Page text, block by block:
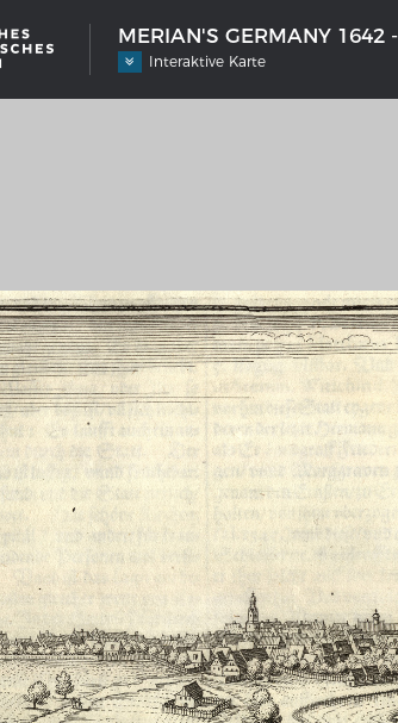
MERIAN'S GERMANY 1642
Interaktive Karte
of European
MERIAN'S GERMANY
Interaktive Karte
Image gallery
Imprint
Wissenswert